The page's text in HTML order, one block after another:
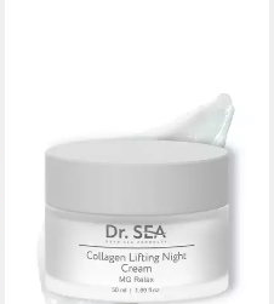
Nachtcreme Kollagen Lifting
Nachtcreme MG Relax
(378,00 €/ 1 l)
in 3-4 Werktagen bei dir